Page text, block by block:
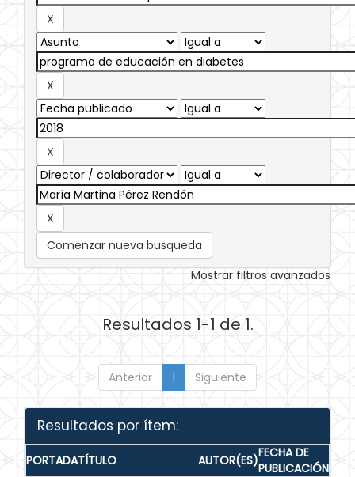
Comenzar nueva busqueda
Mostrar filtros avanzados
Resultados 1-1 de 1.
Anterior 1 Siguiente
Resultados por ítem:
PORTADATÍTULO AUTOR(ES)FECHA DE
PUBLICACIÓN